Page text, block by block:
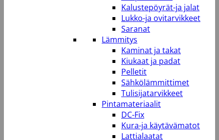
Kalustepöyrät-ja jalat
Lukko-ja ovitarvikkeet
Saranat
Lämmitys
Kaminat ja takat
Kiukaat ja padat
Pelletit
Sähkölämmittimet
Tulisijatarvikkeet
Pintamateriaalit
DC-Fix
Kura-ja käytävämatot
Lattialaatat